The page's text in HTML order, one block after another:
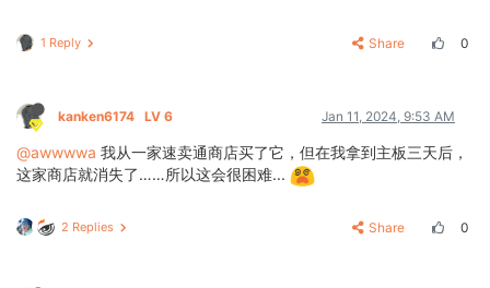
1 Reply Share 0
kanken6174 LV 6 Jan 11, 2024, 9:53 AM
@awwwwa 我从一家速卖通商店买了它，但在我拿到主板三天后，
这家商店就消失了……所以这会很困难...
2 Replies Share 0